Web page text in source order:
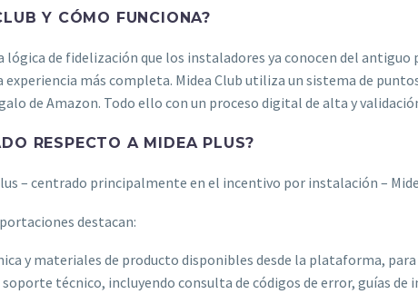
Y CÓMO FUNCIONA?
lógica de fidelización que los instaladores ya conocen del
experiencia más completa. Midea Club utiliza un sistema de
de Amazon. Todo ello con un proceso digital de alta y
RESPECTO A MIDEA PLUS?
– centrado principalmente en el incentivo por instalación –
destacan:
y materiales de producto disponibles desde la plataforma,
técnico, incluyendo consulta de códigos de error, guías